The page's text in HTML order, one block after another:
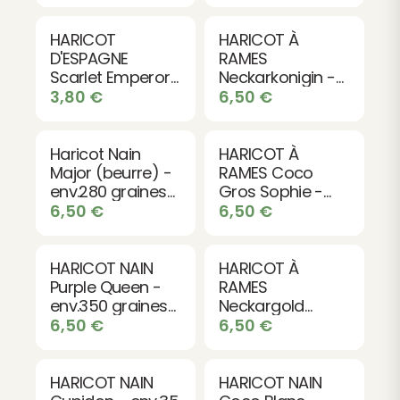
Chaque sachet contient environ 25 graines
qualité supérieure, sélectionnées avec soin pour
garantir une excellente germination et une
croissance vigoureuse.
pour un jardin productif et savoureux !
HARICOT
D'ESPAGNE
Scarlet Emperor
- 10 graines BIO
3,80 €
HARICOT À
RAMES
Neckarkonigin -
env.190 graines
6,50 €
Haricot Nain
Major (beurre) -
env.280 graines
bio
6,50 €
HARICOT À
RAMES Coco
Gros Sophie -
env.165 graines
6,50 €
HARICOT NAIN
Purple Queen -
env.350 graines
bio
6,50 €
HARICOT À
RAMES
Neckargold
(beurre) - env.190
6,50 €
HARICOT NAIN
HARICOT NAIN